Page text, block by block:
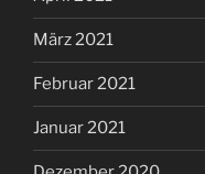
März 2021
Februar 2021
Januar 2021